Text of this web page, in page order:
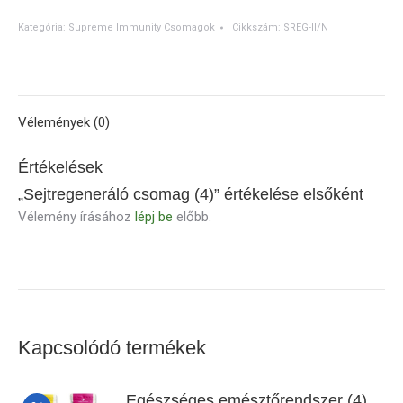
Kategória: Supreme Immunity Csomagok Cikkszám: SREG-II/N
Vélemények (0)
Értékelések
„Sejtregeneráló csomag (4)” értékelése elsőként
Vélemény írásához lépj be előbb.
Kapcsolódó termékek